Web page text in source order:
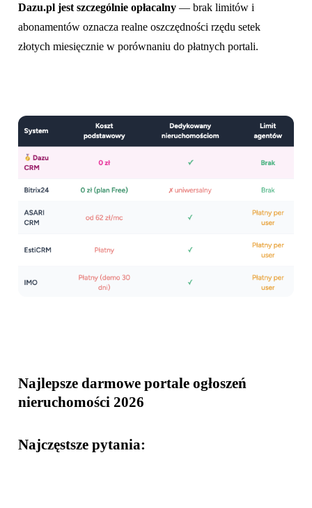
Dazu.pl jest szczególnie opłacalny — brak limitów i
abonamentów oznacza realne oszczędności rzędu setek
złotych miesięcznie w porównaniu do płatnych portali.
Najlepsze darmowe portale ogłoszeń
nieruchomości 2026
Najczęstsze pytania: